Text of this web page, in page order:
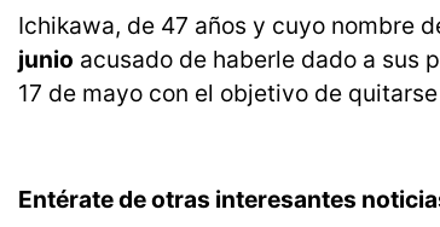
Ichikawa, de 47 años y cuyo nombre
junio acusado de haberle dado a sus
17 de mayo con el objetivo de
Entérate de otras interesantes